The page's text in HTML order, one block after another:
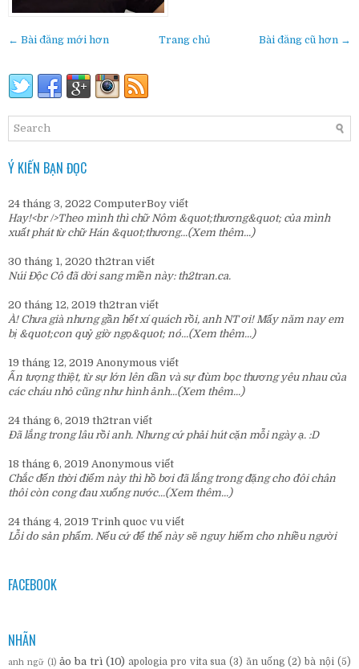
← Bài đăng mới hơn Bài đăng cũ hơn →
Trang chủ
Ý KIẾN BẠN ĐỌC
24 tháng 3, 2022 ComputerBoy viết
Hay!<br />Theo mình thì chữ Nôm &quot;thương&quot; của mình
xuất phát từ chữ Hán &quot;thương...(Xem thêm...)
30 tháng 1, 2020 th2tran viết
Núi Độc Cô đã dời sang miền này: th2tran.ca.
20 tháng 12, 2019 th2tran viết
À! Chưa già nhưng gần hết xí quách rồi, anh NT ơi! Mấy năm nay em
bị &quot;con quỷ giờ ngọ&quot; nó...(Xem thêm...)
19 tháng 12, 2019 Anonymous viết
Ấn tượng thiệt, từ sự lớn lên dần và sự đùm bọc thương yêu nhau của
các cháu nhỏ cũng như hình ảnh...(Xem thêm...)
24 tháng 6, 2019 th2tran viết
Đã lắng trong lâu rồi anh. Nhưng cứ phải hút cặn mỗi ngày ạ. :D
18 tháng 6, 2019 Anonymous viết
Chắc đến thời điểm này thì hồ bơi đã lắng trong đặng cho đôi chân
thôi còn cong đau xuống nước...(Xem thêm...)
24 tháng 4, 2019 Trinh quoc vu viết
Lỗi do sản phẩm. Nếu cứ để thế này sẽ nguy hiểm cho nhiều người
FACEBOOK
NHÃN
anh ngữ (1) ảo ba trì (10) apologia pro vita sua (3) ăn uống (2) bà nội (5)